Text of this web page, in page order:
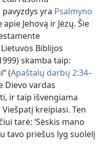
yra Psalmyno
Jehovą ir Jėzų. Šie
Biblijos
skamba taip:
(Apaštalų darbų 2:34–
Dievo vardas
ir taip išvengiama
kreipiasi. Ten
tarė: ‘Sėskis mano
tavo priešus lyg suolelį